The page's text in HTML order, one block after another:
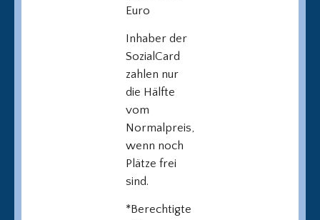
Euro
Inhaber der
SozialCard
zahlen nur
die Hälfte
vom
Normalpreis,
wenn noch
Plätze frei
sind.
*Berechtigte